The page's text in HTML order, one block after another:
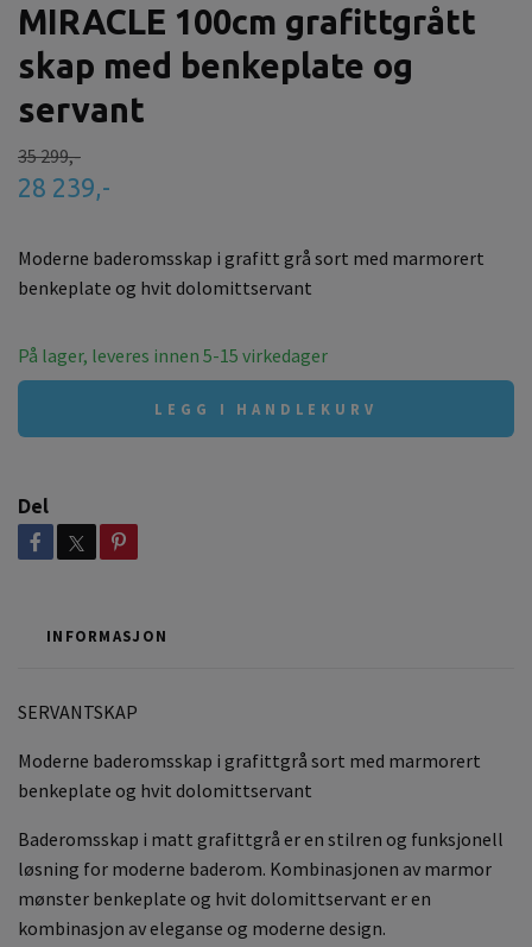
MIRACLE 100cm grafittgrått
skap med benkeplate og
servant
35 299,-
28 239,-
Moderne baderomsskap i grafitt grå sort med marmorert
benkeplate og hvit dolomittservant
På lager, leveres innen 5-15 virkedager
LEGG I HANDLEKURV
Del
INFORMASJON
SERVANTSKAP
Moderne baderomsskap i grafittgrå sort med marmorert
benkeplate og hvit dolomittservant
Baderomsskap i matt grafittgrå er en stilren og funksjonell
løsning for moderne baderom. Kombinasjonen av marmor
mønster benkeplate og hvit dolomittservant er en
kombinasjon av eleganse og moderne design.